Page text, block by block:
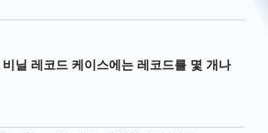
닐 레코드 케이스에는 레코드를 몇 개나